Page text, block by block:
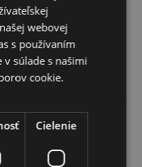
deti a dospievajúcich
výška 91-101 cm - držiak
webovej
s používaním
v súlade s našimi
cookie.
Cielenie